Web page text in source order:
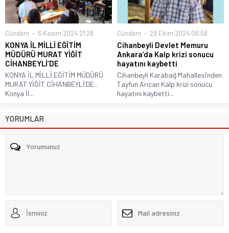
Gündem 6 Kasım 2024 21:28
KONYA İL MİLLİ EĞİTİM
MÜDÜRÜ MURAT YİĞİT
CİHANBEYLİ’DE
KONYA İL MİLLİ EĞİTİM MÜDÜRÜ
MURAT YİĞİT CİHANBEYLİ’DE..
Konya İl...
Gündem 29 Ekim 2024 06:58
Cihanbeyli Devlet Memuru
Ankara’da Kalp krizi sonucu
hayatını kaybetti
Cihanbeyli Karabağ Mahallesi’nden
Tayfun Arıcan Kalp krizi sonucu
hayatını kaybetti...
YORUMLAR